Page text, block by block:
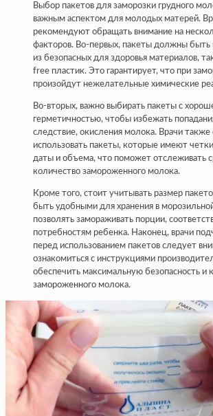
Выбор пакетов для заморозки грудного
важным аспектом для молодых матерей.
рекомендуют обращать внимание на
факторов. Во-первых, пакеты должны быть
из безопасных для здоровья материалов,
free пластик. Это гарантирует, что при
произойдут нежелательные химические
Во-вторых, важно выбирать пакеты с
герметичностью, чтобы избежать
следствие, окисления молока. Врачи также
использовать пакеты, которые имеют
даты и объема, что поможет отслеживать
количество замороженного молока.
Кроме того, стоит учитывать размер
быть удобными для хранения в
позволять замораживать порции,
потребностям ребенка. Наконец, врачи
перед использованием пакетов следует
ознакомиться с инструкциями
обеспечить максимальную безопасность и
замороженного молока.